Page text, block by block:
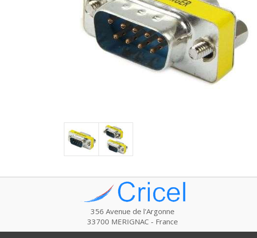
356 Avenue de l'Argonne
33700 MERIGNAC - France